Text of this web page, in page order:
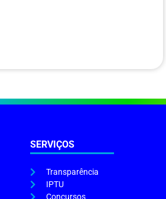
SERVIÇOS
Transparência
IPTU
Concursos